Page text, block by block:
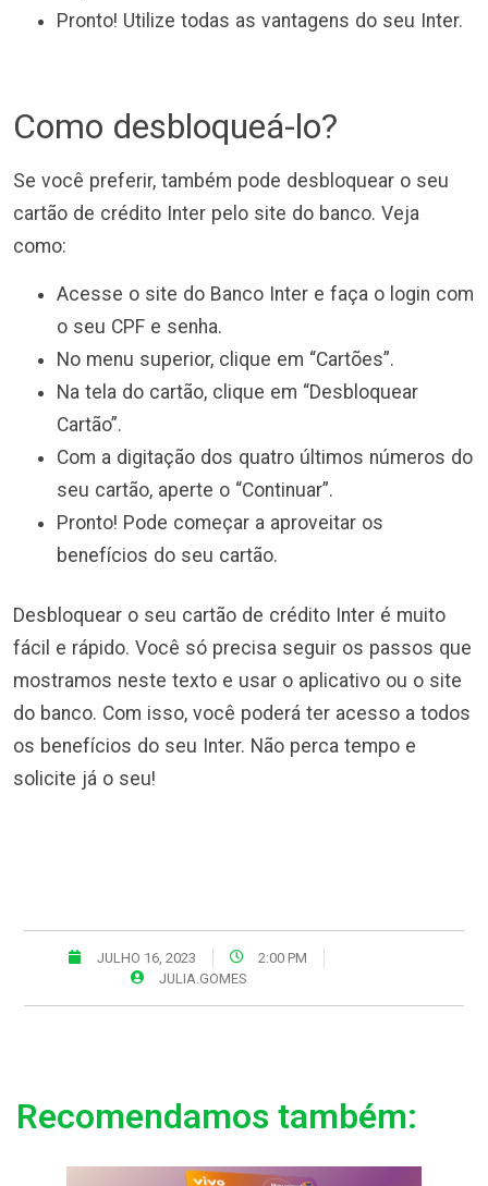
Pronto! Utilize todas as vantagens do seu Inter.
Como desbloqueá-lo?
Se você preferir, também pode desbloquear o seu
cartão de crédito Inter pelo site do banco. Veja
como:
Acesse o site do Banco Inter e faça o login com
o seu CPF e senha.
No menu superior, clique em “Cartões”.
Na tela do cartão, clique em “Desbloquear
Cartão”.
Com a digitação dos quatro últimos números do
seu cartão, aperte o “Continuar”.
Pronto! Pode começar a aproveitar os
benefícios do seu cartão.
Desbloquear o seu cartão de crédito Inter é muito
fácil e rápido. Você só precisa seguir os passos que
mostramos neste texto e usar o aplicativo ou o site
do banco. Com isso, você poderá ter acesso a todos
os benefícios do seu Inter. Não perca tempo e
solicite já o seu!
JULHO 16, 2023
2:00 PM
JULIA.GOMES
Recomendamos também: